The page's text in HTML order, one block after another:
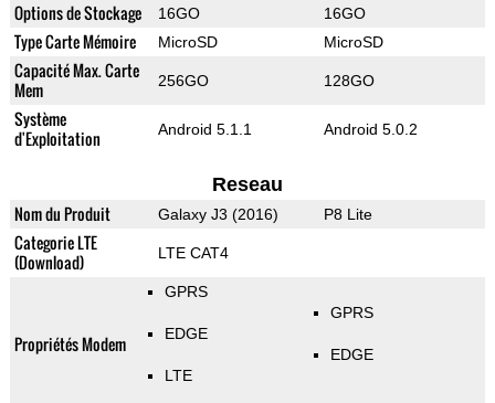
Options de Stockage 16GO 16GO
Type Carte Mémoire MicroSD MicroSD
Capacité Max. Carte
Mem
256GO 128GO
Système
d'Exploitation
Android 5.1.1 Android 5.0.2
Reseau
Nom du Produit Galaxy J3 (2016) P8 Lite
Categorie LTE
(Download)
LTE CAT4
Propriétés Modem
GPRS
EDGE
LTE
GPRS
EDGE